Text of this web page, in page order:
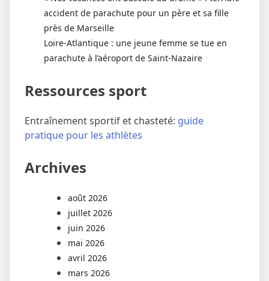
accident de parachute pour un père et sa fille
près de Marseille
Loire-Atlantique : une jeune femme se tue en
parachute à l’aéroport de Saint-Nazaire
Ressources sport
Entraînement sportif et chasteté: guide
pratique pour les athlètes
Archives
août 2026
juillet 2026
juin 2026
mai 2026
avril 2026
mars 2026